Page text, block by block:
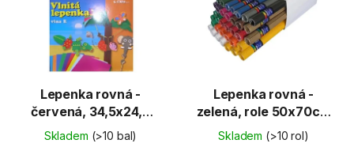
Lepenka rovná -
červená, 34,5x24,5
cm (E-Welle)
Skladem (>10 bal)
Lepenka rovná -
zelená, role 50x70cm
(E-Welle)
Skladem (>10 rol)